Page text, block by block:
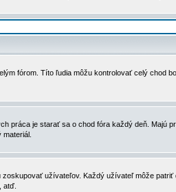
fórom. Títo ľudia môžu kontrolovať celý
práca je starať sa o chod fóra každý deň.
užívateľov. Každý užívateľ môže
atď.